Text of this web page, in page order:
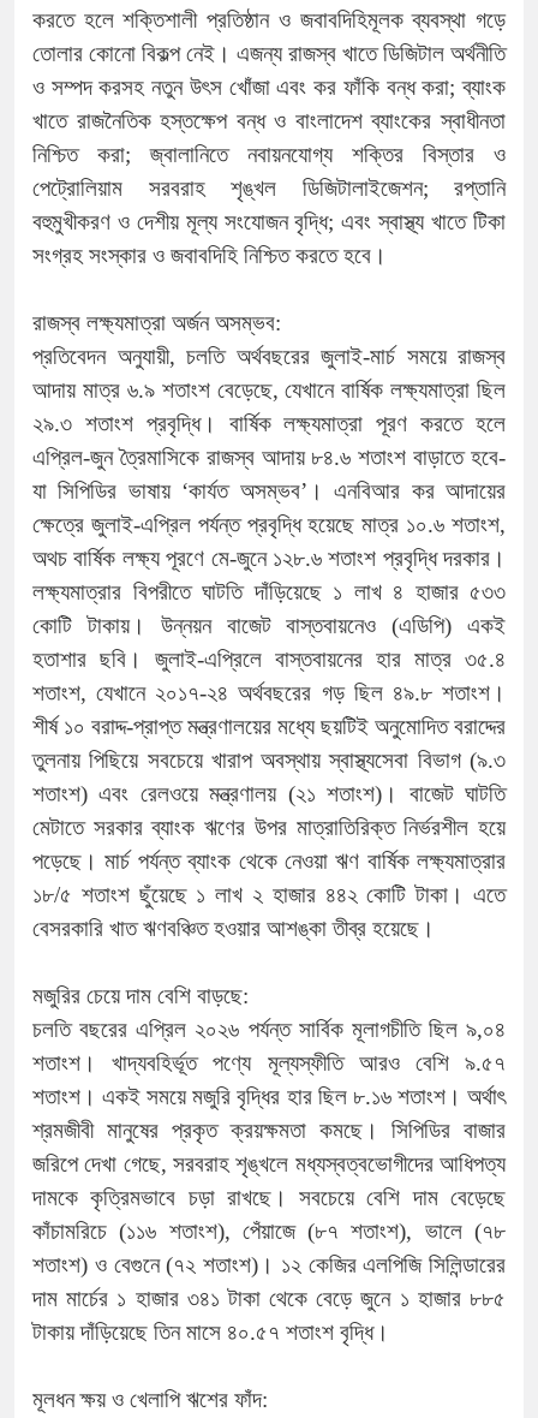
করতে হলে শক্তিশালী প্রতিষ্ঠান ও জবাবদিহিমূলক ব্যবস্থা গড়ে
তোলার কোনো বিকল্প নেই। এজন্য রাজস্ব খাতে ডিজিটাল অর্থনীতি
ও সম্পদ করসহ নতুন উৎস খোঁজা এবং কর ফাঁকি বন্ধ করা; ব্যাংক
খাতে রাজনৈতিক হস্তক্ষেপ বন্ধ ও বাংলাদেশ ব্যাংকের স্বাধীনতা
নিশ্চিত করা; জ্বালানিতে নবায়নযোগ্য শক্তির বিস্তার ও
পেট্রোলিয়াম সরবরাহ শৃঙ্খল ডিজিটালাইজেশন; রপ্তানি
বহুমুখীকরণ ও দেশীয় মূল্য সংযোজন বৃদ্ধি; এবং স্বাস্থ্য খাতে টিকা
সংগ্রহ সংস্কার ও জবাবদিহি নিশ্চিত করতে হবে।
রাজস্ব লক্ষ্যমাত্রা অর্জন অসম্ভব:
প্রতিবেদন অনুযায়ী, চলতি অর্থবছরের জুলাই-মার্চ সময়ে রাজস্ব
আদায় মাত্র ৬.৯ শতাংশ বেড়েছে, যেখানে বার্ষিক লক্ষ্যমাত্রা ছিল
২৯.৩ শতাংশ প্রবৃদ্ধি। বার্ষিক লক্ষ্যমাত্রা পূরণ করতে হলে
এপ্রিল-জুন ত্রৈমাসিকে রাজস্ব আদায় ৮৪.৬ শতাংশ বাড়াতে হবে-
যা সিপিডির ভাষায় ‘কার্যত অসম্ভব’। এনবিআর কর আদায়ের
ক্ষেত্রে জুলাই-এপ্রিল পর্যন্ত প্রবৃদ্ধি হয়েছে মাত্র ১০.৬ শতাংশ,
অথচ বার্ষিক লক্ষ্য পূরণে মে-জুনে ১২৮.৬ শতাংশ প্রবৃদ্ধি দরকার।
লক্ষ্যমাত্রার বিপরীতে ঘাটতি দাঁড়িয়েছে ১ লাখ ৪ হাজার ৫৩৩
কোটি টাকায়। উন্নয়ন বাজেট বাস্তবায়নেও (এডিপি) একই
হতাশার ছবি। জুলাই-এপ্রিলে বাস্তবায়নের হার মাত্র ৩৫.৪
শতাংশ, যেখানে ২০১৭-২৪ অর্থবছরের গড় ছিল ৪৯.৮ শতাংশ।
শীর্ষ ১০ বরাদ্দ-প্রাপ্ত মন্ত্রণালয়ের মধ্যে ছয়টিই অনুমোদিত বরাদ্দের
তুলনায় পিছিয়ে সবচেয়ে খারাপ অবস্থায় স্বাস্থ্যসেবা বিভাগ (৯.৩
শতাংশ) এবং রেলওয়ে মন্ত্রণালয় (২১ শতাংশ)। বাজেট ঘাটতি
মেটাতে সরকার ব্যাংক ঋণের উপর মাত্রাতিরিক্ত নির্ভরশীল হয়ে
পড়েছে। মার্চ পর্যন্ত ব্যাংক থেকে নেওয়া ঋণ বার্ষিক লক্ষ্যমাত্রার
১৮/৫ শতাংশ ছুঁয়েছে ১ লাখ ২ হাজার ৪৪২ কোটি টাকা। এতে
বেসরকারি খাত ঋণবঞ্চিত হওয়ার আশঙ্কা তীব্র হয়েছে।
মজুরির চেয়ে দাম বেশি বাড়ছে:
চলতি বছরের এপ্রিল ২০২৬ পর্যন্ত সার্বিক মূলাগচীতি ছিল ৯,০৪
শতাংশ। খাদ্যবহির্ভূত পণ্যে মূল্যস্ফীতি আরও বেশি ৯.৫৭
শতাংশ। একই সময়ে মজুরি বৃদ্ধির হার ছিল ৮.১৬ শতাংশ। অর্থাৎ
শ্রমজীবী মানুষের প্রকৃত ক্রয়ক্ষমতা কমছে। সিপিডির বাজার
জরিপে দেখা গেছে, সরবরাহ শৃঙ্খলে মধ্যস্বত্বভোগীদের আধিপত্য
দামকে কৃত্রিমভাবে চড়া রাখছে। সবচেয়ে বেশি দাম বেড়েছে
কাঁচামরিচে (১১৬ শতাংশ), পেঁয়াজে (৮৭ শতাংশ), ভালে (৭৮
শতাংশ) ও বেগুনে (৭২ শতাংশ)। ১২ কেজির এলপিজি সিলিন্ডারের
দাম মার্চের ১ হাজার ৩৪১ টাকা থেকে বেড়ে জুনে ১ হাজার ৮৮৫
টাকায় দাঁড়িয়েছে তিন মাসে ৪০.৫৭ শতাংশ বৃদ্ধি।
মূলধন ক্ষয় ও খেলাপি ঋশের ফাঁদ: